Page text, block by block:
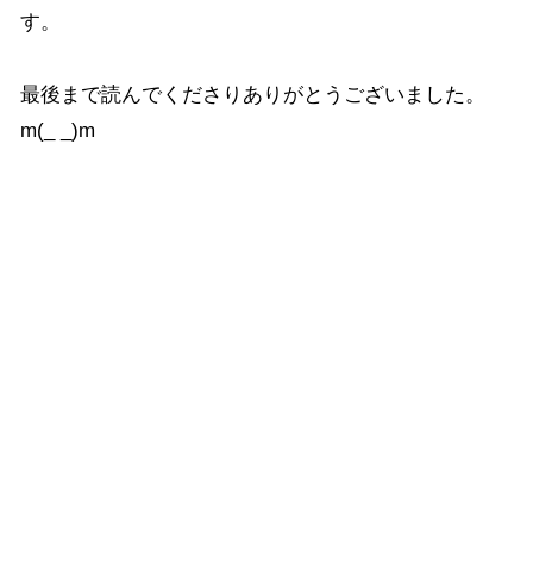
す。
最後まで読んでくださりありがとうございました。
m(_ _)m